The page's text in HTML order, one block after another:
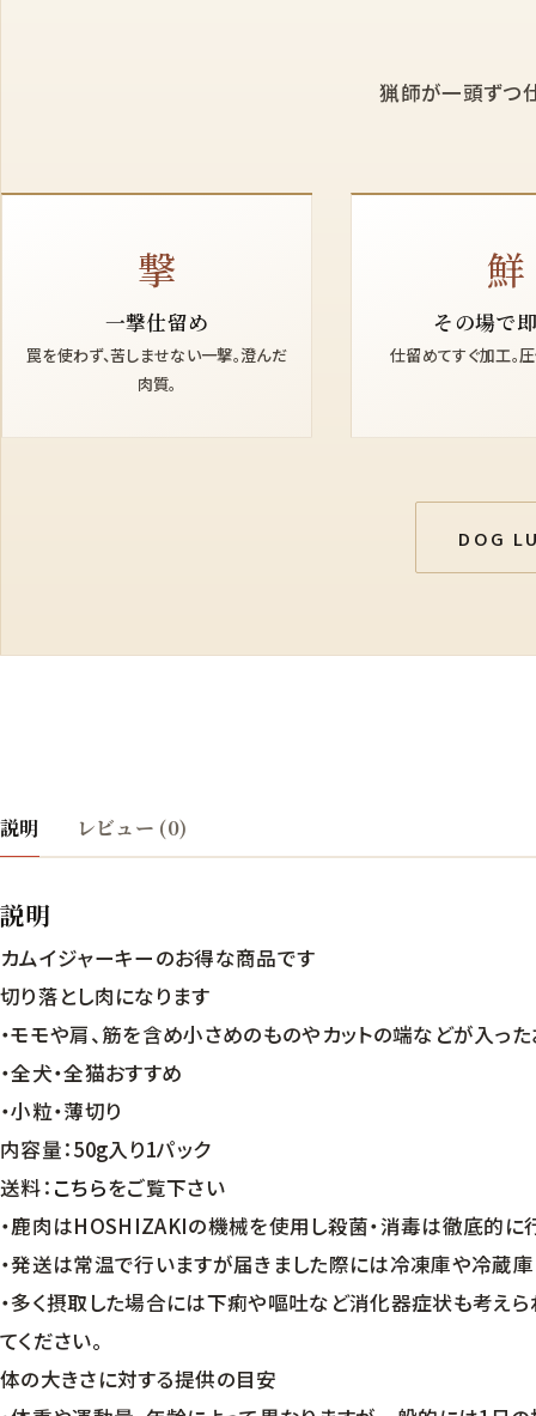
猟師が一頭ずつ
撃
一撃仕留め
罠を使わず、苦しませない一撃。澄んだ
肉質。
鮮
その場で
仕留めてすぐ加工。
DOG
説明 レビュー (0)
説明
カムイジャーキーのお得な商品です
切り落とし肉になります
・モモや肩、筋を含め小さめのものやカットの端などが入った
・全犬・全猫おすすめ
・小粒・薄切り
内容量：50g入り1パック
送料： こちらをご覧下さい
・鹿肉はHOSHIZAKIの機械を使用し殺菌・消毒は徹底的に
・発送は常温で行いますが届きました際には冷凍庫や冷蔵庫
・多く摂取した場合には下痢や嘔吐など消化器症状も考え
てください。
体の大きさに対する提供の目安